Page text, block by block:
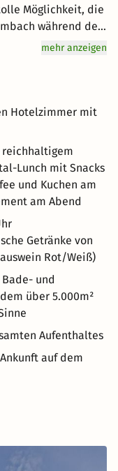
Möglichkeit, die
während des
eine reichhaltige
ist
Privat-SPA des
mehr anzeigen
Hotelzimmer mit
Lunch mit Snacks
und Kuchen am
am Abend
Getränke von
Rot/Weiß)
und
über 5.000m²
Aufenthaltes
auf dem